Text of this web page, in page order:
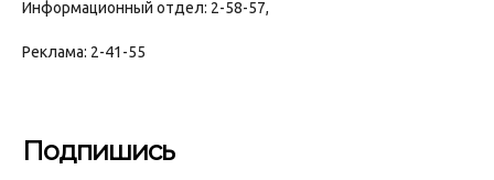
Информационный отдел: 2-58-57,
Реклама: 2-41-55
Подпишись